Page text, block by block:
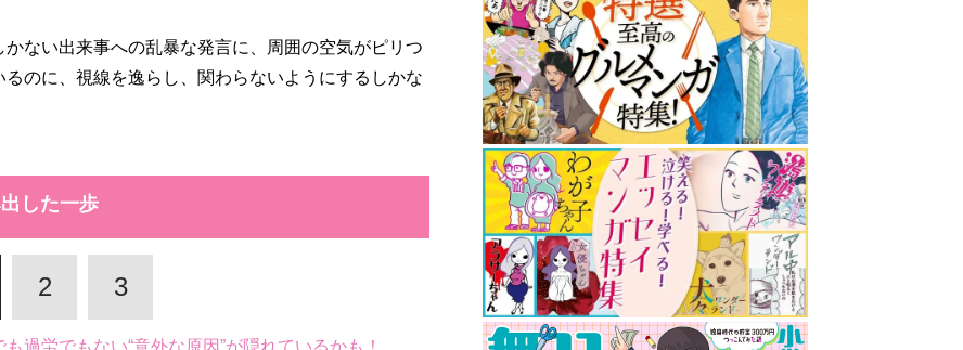
ない出来事への乱暴な発言に、周囲の空気がピリつ
のに、視線を逸らし、関わらないようにするしかな
した一歩
2 3
労でもない“意外な原因”が隠れているかも！